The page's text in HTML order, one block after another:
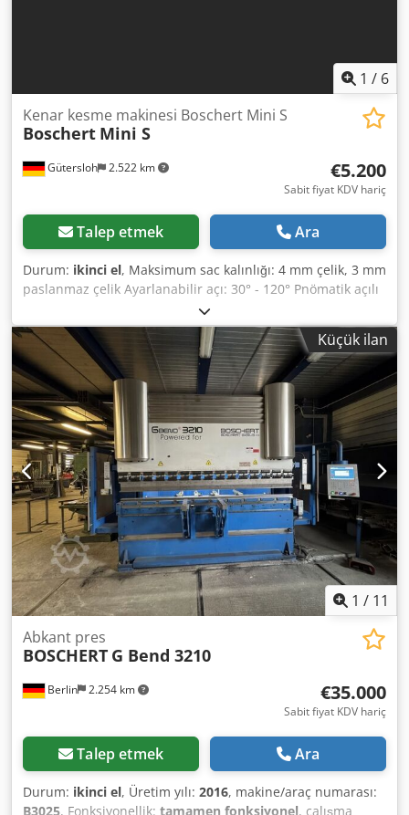
1 / 6
Gütersloh 2.522 km
Kenar kesme makinesi Boschert Mini S
Boschert Mini S
€5.200
Sabit fiyat KDV hariç
Talep etmek Ara
Durum: ikinci el, Maksimum sac kalınlığı: 4 mm çelik, 3 mm
paslanmaz çelik Ayarlanabilir açı: 30° - 120° Pnömatik açılı
ayar Ayak pedalı ile hareket ettirme Cedszl Du Hopfx Aidsrf
Tek hareket veya çift hareket, seçim anahtarı ile
ayarlanabilir Ağırlık: Yaklaşık 1000 kg
Küçük ilan
1 / 11
Berlin 2.254 km
Abkant pres
BOSCHERT G Bend 3210
€35.000
Sabit fiyat KDV hariç
Talep etmek Ara
Durum: ikinci el, Üretim yılı: 2016, makine/araç numarası:
B3025, Fonksiyonellik: tamamen fonksiyonel, çalışma